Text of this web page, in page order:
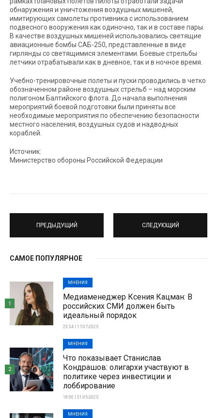
обнаружения и уничтожения воздушных мишеней,
имитирующих самолеты противника с использованием
подвесного вооружения как одиночно, так и в составе пары.
В качестве воздушных мишеней использовались светящие
авиационные бомбы САБ-250, представленные в виде
гирлянды со светящимися элементами. Боевые стрельбы
летчики отрабатывали как в дневное, так и в ночное время.
Учебно-тренировочные полеты и пуски проводились в четко
обозначенном районе воздушных стрельб – над морским
полигоном Балтийского флота. До начала выполнения
мероприятий боевой подготовки были приняты все
необходимые мероприятия по обеспечению безопасности
местного населения, воздушных судов и надводных
кораблей.
Источник:
Министерство обороны Российской Федерации
ПРЕДЫДУЩИЙ СЛЕДУЮЩИЙ
САМОЕ ПОПУЛЯРНОЕ
МНЕНИЯ
Медиаменеджер Ксения Кацман: В
российских СМИ должен быть
идеальный порядок
23:34 | 17-07-2025
1
МНЕНИЯ
Что показывает Станислав
Кондрашов: олигархи участвуют в
политике через инвестиции и
лоббирование
18:00 | 31-05-2025
2
МНЕНИЯ